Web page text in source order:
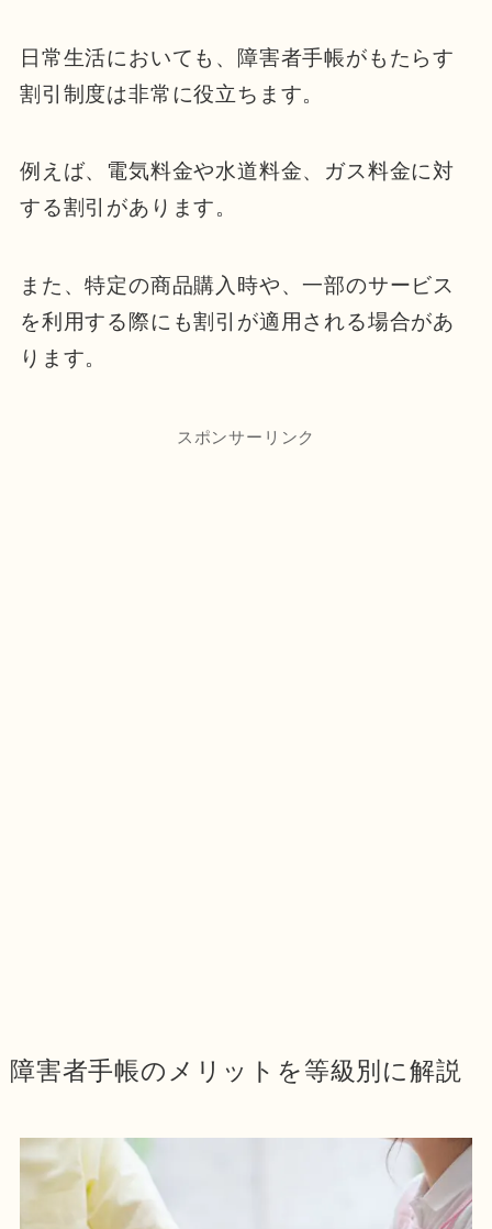
日常生活においても、障害者手帳がもたらす
割引制度は非常に役立ちます。
例えば、電気料金や水道料金、ガス料金に対
する割引があります。
また、特定の商品購入時や、一部のサービス
を利用する際にも割引が適用される場合があ
ります。
スポンサーリンク
障害者手帳のメリットを等級別に解説